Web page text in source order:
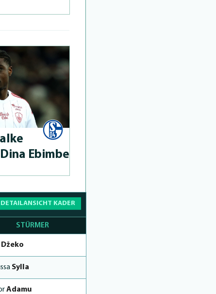
Ebimbe
KADER
STÜRMER
Džeko
Sylla
Adamu